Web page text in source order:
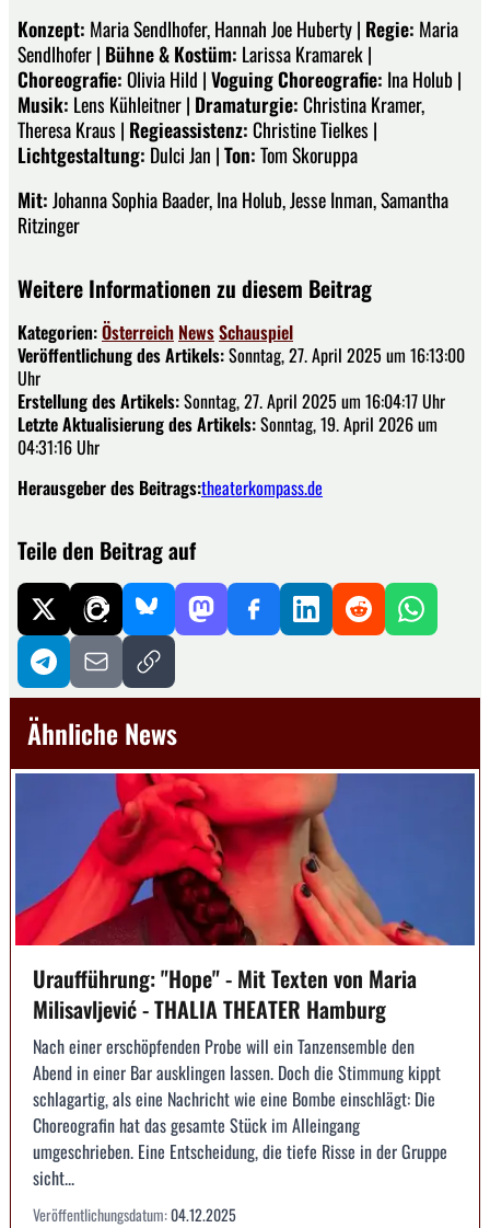
Konzept: Maria Sendlhofer, Hannah Joe Huberty | Regie: Maria
Sendlhofer | Bühne & Kostüm: Larissa Kramarek |
Choreografie:Olivia Hild |Voguing Choreografie: Ina Holub |
Musik: Lens Kühleitner | Dramaturgie:Christina Kramer,
Theresa Kraus | Regieassistenz:Christine Tielkes |
Lichtgestaltung: Dulci Jan |Ton:Tom Skoruppa
Mit:Johanna Sophia Baader, Ina Holub, Jesse Inman, Samantha
Ritzinger
Weitere Informationen zu diesem Beitrag
Kategorien:Österreich NewsSchauspiel
Veröffentlichung des Artikels:Sonntag, 27. April 2025 um 16:13:00
Uhr
Erstellung des Artikels:Sonntag, 27. April 2025 um 16:04:17 Uhr
Letzte Aktualisierung des Artikels:Sonntag, 19. April 2026 um
04:31:16 Uhr
Herausgeber des Beitrags:theaterkompass.de
Teile den Beitrag auf
Ähnliche News
Uraufführung: "Hope" - Mit Texten von Maria
Milisavljević - THALIA THEATER Hamburg
Nach einer erschöpfenden Probe will ein Tanzensemble den
Abend in einer Bar ausklingen lassen. Doch die Stimmung kippt
schlagartig, als eine Nachricht wie eine Bombe einschlägt: Die
Choreografin hat das gesamte Stück im Alleingang
umgeschrieben. Eine Entscheidung, die tiefe Risse in der Gruppe
sicht...
Veröffentlichungsdatum:04.12.2025